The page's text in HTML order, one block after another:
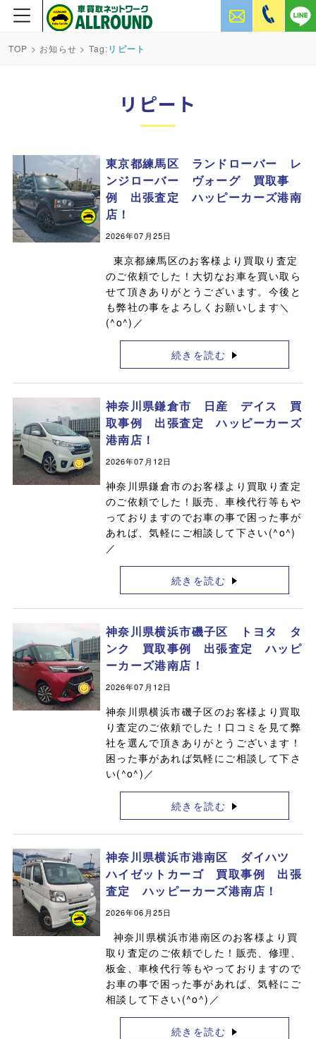
TOP > お知らせ > Tag:リピート
リピート
東京都練馬区 ランドローバー レ
ンジローバー ヴォーグ 買取事
例 出張査定 ハッピーカーズ港南
店！
2026年07月25日
東京都練馬区のお客様より買取り査定
のご依頼でした！大切なお車を買い取ら
せて頂きありがとうございます。今後と
も弊社の事をよろしくお願いします＼
(^o^)／
続きを読む
神奈川県鎌倉市 日産 デイス 買
取事例 出張査定 ハッピーカーズ
港南店！
2026年07月12日
神奈川県鎌倉市のお客様より買取り査定
のご依頼でした！販売、車検代行等もや
っておりますのでお車の事で困った事が
あれば、気軽にご相談して下さい(^o^)
／
続きを読む
神奈川県横浜市磯子区 トヨタ タ
ンク 買取事例 出張査定 ハッピ
ーカーズ港南店！
2026年07月12日
神奈川県横浜市磯子区のお客様より買取
り査定のご依頼でした！口コミを見て弊
社を選んで頂きありがとうございます！
困った事があれば気軽にご相談して下さ
い(^o^)／
続きを読む
神奈川県横浜市港南区 ダイハツ
ハイゼットカーゴ 買取事例 出張
査定 ハッピーカーズ港南店！
2026年06月25日
神奈川県横浜市港南区のお客様より買
取り査定のご依頼でした！販売、修理、
板金、車検代行等もやっておりますので
お車の事で困った事があれば、気軽にご
相談して下さい(^o^)／
続きを読む